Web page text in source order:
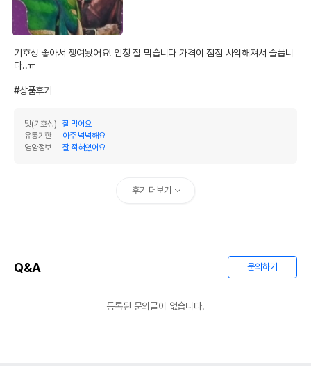
기호성 좋아서 쟁여놨어요! 엄청 잘 먹습니다 가격이 점점 사악해져서 슬픕니
다..ㅠ
#상품후기
맛(기호성)
잘 먹어요
유통기한
아주 넉넉해요
영양정보
잘 적혀있어요
후기 더보기
Q&A 문의하기
등록된 문의글이 없습니다.